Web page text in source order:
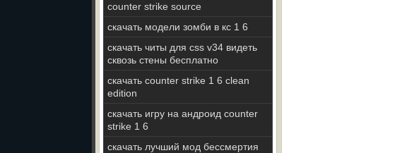
counter strike source
скачать модели зомби в кс 1 6
скачать читы для css v34 видеть
сквозь стены бесплатно
скачать counter strike 1 6 clean
edition
скачать игру на андроид counter
strike 1 6
скачать лучший мод бессмертия